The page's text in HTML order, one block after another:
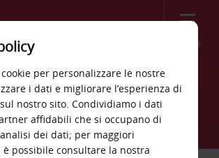
Menù
auto Penrith
per personalizzare le nostre
i dati e migliorare l’esperienza di
nostro sito. Condividiamo i dati
affidabili che si occupano di
dei dati; per maggiori
possibile consultare la nostra